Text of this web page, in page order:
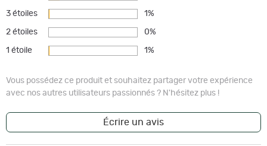
3 étoiles 1%
2 étoiles 0%
1 étoile 1%
Vous possédez ce produit et souhaitez partager votre expérience
avec nos autres utilisateurs passionnés ? N'hésitez plus !
Écrire un avis